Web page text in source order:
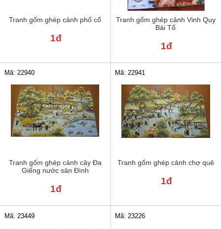
Tranh gốm ghép cảnh phố cổ
1đ
Tranh gốm ghép cảnh Vinh Quy
Bái Tổ
1đ
Tranh gốm ghép cảnh cây Đa
Giếng nước sân Đình
Mã: 22940
1đ
Tranh gốm ghép cảnh chợ quê
Mã: 22941
1đ
Mã: 23449 Mã: 23226